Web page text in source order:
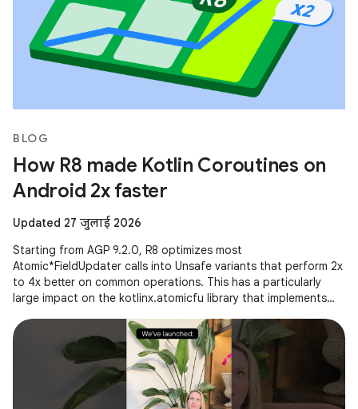
BLOG
How R8 made Kotlin Coroutines on
Android 2x faster
Updated 27 जुलाई 2026
Starting from AGP 9.2.0, R8 optimizes most
Atomic*FieldUpdater calls into Unsafe variants that perform 2x
to 4x better on common operations. This has a particularly
large impact on the kotlinx.atomicfu library that implements